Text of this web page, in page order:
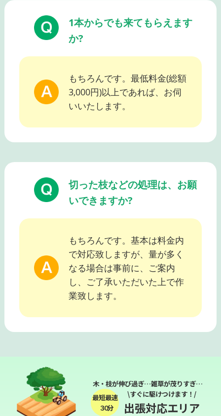
1本からでも来てもらえます
か?
もちろんです。最低料金(総額
3,000円)以上であれば、お伺
いいたします。
切った枝などの処理は、お願
いできますか?
もちろんです。基本は料金内
で対応致しますが、量が多く
なる場合は事前に、ご案内
し、ご了承いただいた上で作
業致します。
木・枝が伸び過ぎ…雑草が茂りすぎ…
最短最速
３０分
\すぐに駆けつけます！/
出張対応エリア